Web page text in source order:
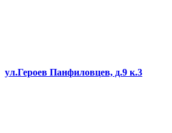
ул.Героев Панфиловцев, д.9 к.3